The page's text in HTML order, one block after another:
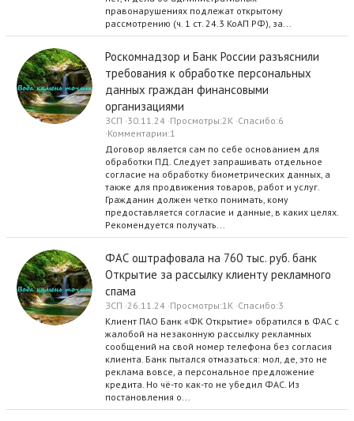
правонарушениях подлежат открытому
рассмотрению (ч. 1 ст. 24.3 КоАП РФ), за...
Роскомнадзор и Банк России разъяснили
требования к обработке персональных
данных граждан финансовыми
организациями
ЗСП 30.11.24 Просмотры 2K Спасибо 6
Комментарии 1
Договор является сам по себе основанием для
обработки ПД. Следует запрашивать отдельное
согласие на обработку биометрических данных, а
также для продвижения товаров, работ и услуг.
Гражданин должен четко понимать, кому
предоставляется согласие и данные, в каких целях.
Рекомендуется получать...
ФАС оштрафовала на 760 тыс. руб. банк
Открытие за рассылку клиенту рекламного
спама
ЗСП 26.11.24 Просмотры 1K Спасибо 3
Клиент ПАО Банк «ФК Открытие» обратился в ФАС с
жалобой на незаконную рассылку рекламных
сообщений на свой номер телефона без согласия
клиента. Банк пытался отмазаться: мол, де, это не
реклама вовсе, а персональное предложение
кредита. Но чё-то как-то не убедил ФАС. Из
постановления о...